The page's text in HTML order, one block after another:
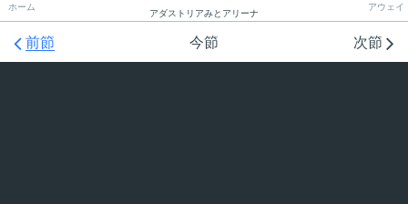
ホーム
アダストリアみとアリーナ
アウェイ
 前節 今節 次節 